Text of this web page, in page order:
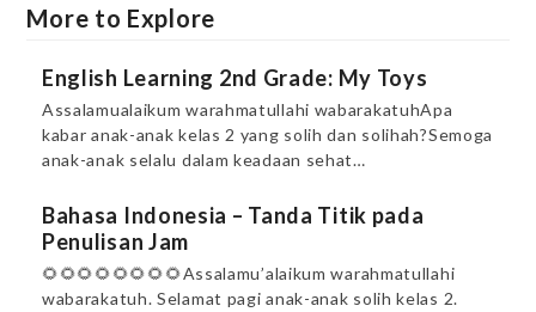
More to Explore
English Learning 2nd Grade: My Toys
Assalamualaikum warahmatullahi wabarakatuhApa
kabar anak-anak kelas 2 yang solih dan solihah?Semoga
anak-anak selalu dalam keadaan sehat…
Bahasa Indonesia – Tanda Titik pada
Penulisan Jam
🌻🌻🌻🌻🌻🌻🌻🌻Assalamu’alaikum warahmatullahi
wabarakatuh. Selamat pagi anak-anak solih kelas 2.